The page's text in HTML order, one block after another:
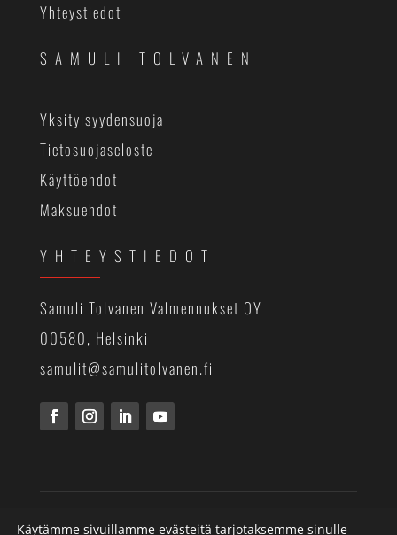
Yhteystiedot
SAMULI TOLVANEN
Yksityisyydensuoja
Tietosuojaseloste
Käyttöehdot
Maksuehdot
YHTEYSTIEDOT
Samuli Tolvanen Valmennukset OY
00580, Helsinki
samulit@samulitolvanen.fi
© Samuli Tolvanen Valmennukset Oy
Käytämme sivuillamme evästeitä tarjotaksemme sinulle